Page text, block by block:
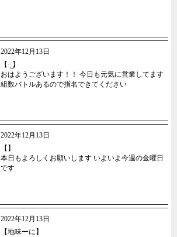
2022年12月13日
【·͜·】
おはようございます！！ 今日も元気に営業してます
組数バトルあるので指名できてください
2022年12月13日
【】
本日もよろしくお願いします いよいよ今週の金曜日
です
2022年12月13日
【地味ーに】